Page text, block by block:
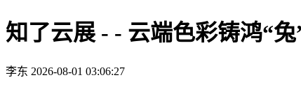
知了云展 - - 云端色彩铸鸿“
李东 2026-08-01 03:06:27